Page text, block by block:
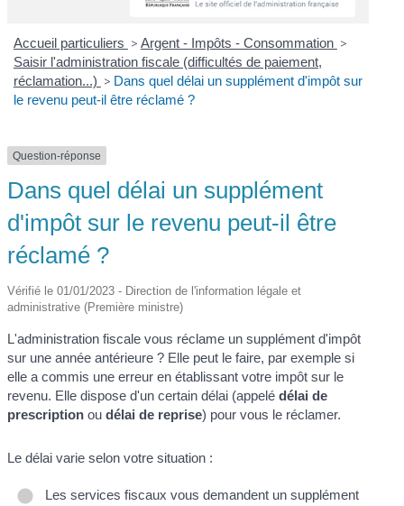
Accueil particuliers > Argent - Impôts - Consommation >
Saisir l'administration fiscale (difficultés de paiement,
réclamation...) > Dans quel délai un supplément d'impôt sur
le revenu peut-il être réclamé ?
Question-réponse
Dans quel délai un supplément
d'impôt sur le revenu peut-il être
réclamé ?
Vérifié le 01/01/2023 - Direction de l'information légale et
administrative (Première ministre)
L'administration fiscale vous réclame un supplément d'impôt
sur une année antérieure ? Elle peut le faire, par exemple si
elle a commis une erreur en établissant votre impôt sur le
revenu. Elle dispose d'un certain délai (appelédélai de
prescription oudélai de reprise) pour vous le réclamer.
Le délai varie selon votre situation :
Les services fiscaux vous demandent un supplément